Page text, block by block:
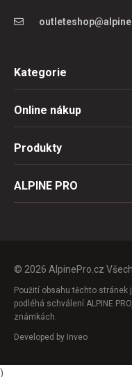
Kategorie
Online nákup
Produkty
ALPINE PRO
© 2026 AlpinePro.cz
Použití obsahu těchto
podléhá schválení ALPINE
známkách.
Developed by Inveo
)